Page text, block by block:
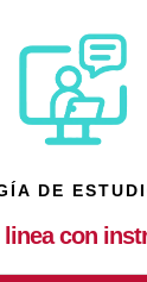
DE
linea con